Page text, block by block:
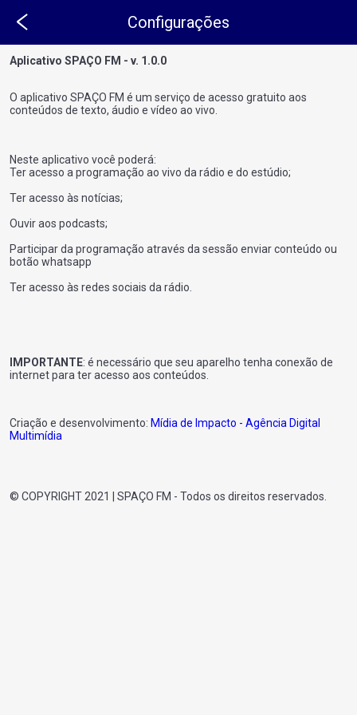
Configurações
Aplicativo SPAÇO FM - v. 1.0.0
O aplicativo SPAÇO FM é um serviço de acesso gratuito aos
conteúdos de texto, áudio e vídeo ao vivo.
Ter acesso a programação ao vivo da rádio e do estúdio;
Ter acesso às notícias;
Ouvir aos podcasts;
Participar da programação através da sessão enviar conteúdo ou
botão whatsapp
Ter acesso às redes sociais da rádio.
IMPORTANTE: é necessário que seu aparelho tenha conexão de
Criação e desenvolvimento: Mídia de Impacto - Agência Digital
Multimídia
© COPYRIGHT 2021 | SPAÇO FM - Todos os direitos reservados.